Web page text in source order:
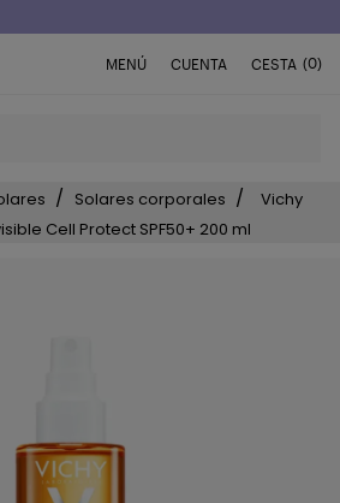
MENÚ CUENTA CESTA (0)
Solares corporales
Vichy
Cell Protect SPF50+ 200 ml